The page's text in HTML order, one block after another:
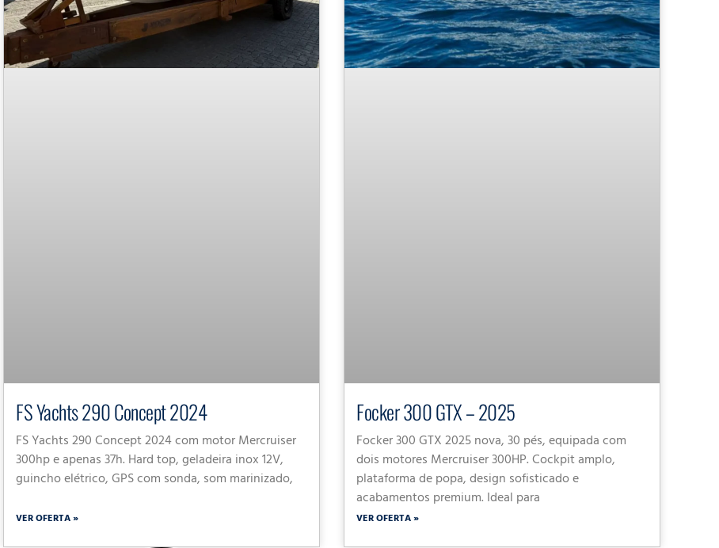
FS Yachts 290 Concept 2024
FS Yachts 290 Concept 2024 com motor Mercruiser
300hp e apenas 37h. Hard top, geladeira inox 12V,
guincho elétrico, GPS com sonda, som marinizado,
VER OFERTA »
Focker 300 GTX – 2025
Focker 300 GTX 2025 nova, 30 pés, equipada com
dois motores Mercruiser 300HP. Cockpit amplo,
plataforma de popa, design sofisticado e
acabamentos premium. Ideal para
VER OFERTA »